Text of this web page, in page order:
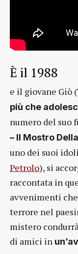
È il 1988
e il giovane Giò
più che
numero del suo
– Il Mostro
uno dei suoi
Petrolo), si
raccontata in
avvenimenti
terrore nel
mistero
di amici in